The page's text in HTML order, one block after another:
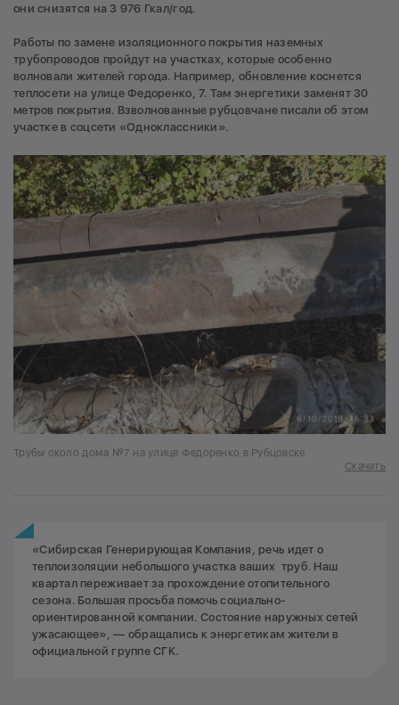
они снизятся на 3 976 Гкал/год.
Работы по замене изоляционного покрытия наземных
трубопроводов пройдут на участках, которые особенно
волновали жителей города. Например, обновление коснется
теплосети на улице Федоренко, 7. Там энергетики заменят 30
метров покрытия. Взволнованные рубцовчане писали об этом
участке в соцсети «Одноклассники».
Трубы около дома №7 на улице Федоренко в Рубцовске
Скачать
«Сибирская Генерирующая Компания, речь идет о
теплоизоляции небольшого участка ваших труб. Наш
квартал переживает за прохождение отопительного
сезона. Большая просьба помочь социально-
ориентированной компании. Состояние наружных сетей
ужасающее», — обращались к энергетикам жители в
официальной группе СГК.